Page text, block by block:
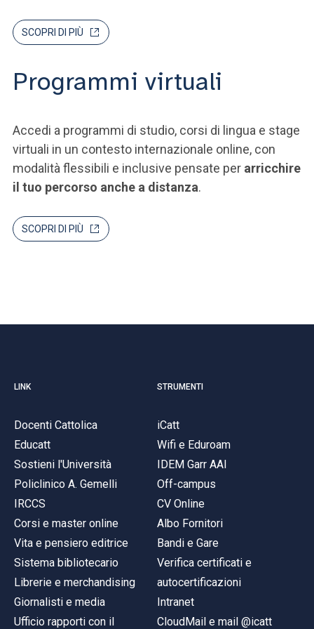
SCOPRI DI PIÙ
Programmi virtuali
Accedi a programmi di studio, corsi di lingua e stage
virtuali in un contesto internazionale online, con
modalità flessibili e inclusive pensate per arricchire
il tuo percorso anche a distanza.
SCOPRI DI PIÙ
LINK
Docenti Cattolica
Educatt
Sostieni l'Università
Policlinico A. Gemelli
IRCCS
Corsi e master online
Vita e pensiero editrice
Sistema bibliotecario
Librerie e merchandising
Giornalisti e media
Ufficio rapporti con il
STRUMENTI
iCatt
Wifi e Eduroam
IDEM Garr AAI
Off-campus
CV Online
Albo Fornitori
Bandi e Gare
Verifica certificati e
autocertificazioni
Intranet
CloudMail e mail @icatt